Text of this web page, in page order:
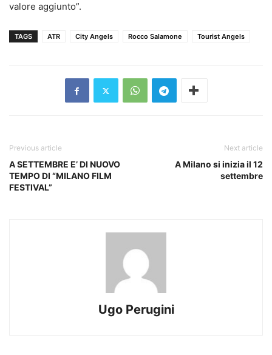
valore aggiunto”.
TAGS ATR City Angels Rocco Salamone Tourist Angels
Previous article
A SETTEMBRE E’ DI NUOVO
TEMPO DI “MILANO FILM
FESTIVAL”
Next article
A Milano si inizia il 12
settembre
Ugo Perugini